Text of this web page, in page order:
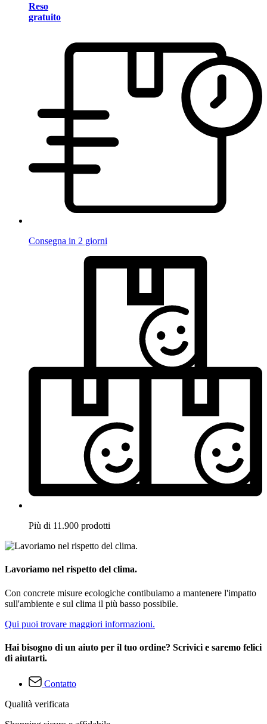
Reso
gratuito
Consegna in 2 giorni
Più di 11.900 prodotti
Lavoriamo nel rispetto del clima.
Con concrete misure ecologiche contibuiamo a mantenere l'impatto
sull'ambiente e sul clima il più basso possibile.
Qui puoi trovare maggiori informazioni.
Hai bisogno di un aiuto per il tuo ordine? Scrivici e saremo felici
di aiutarti.
Contatto
Qualità verificata